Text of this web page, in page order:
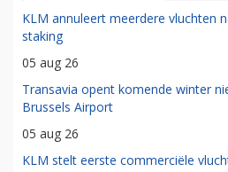
KLM annuleert meerdere vluchten
staking
05 aug 26
Transavia opent komende winter
Brussels Airport
05 aug 26
KLM stelt eerste commerciële